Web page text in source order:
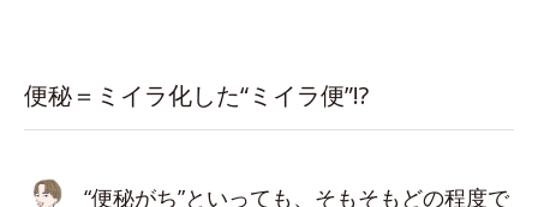
便秘＝ミイラ化した“ミイラ便”!?
“便秘がち”といっても、そもそもどの程度で